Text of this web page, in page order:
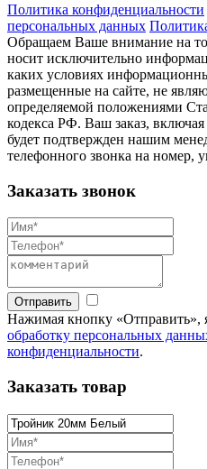
Политика конфиденциальности
персональных данных
Обращаем Ваше внимание на
носит исключительно
каких условиях
размещенные на сайте, не
определяемой положениями
кодекса РФ. Ваш заказ,
будет подтвержден нашим
телефонного звонка на номер,
Заказать звонок
Отправить
Нажимая кнопку «Отправить»,
обработку персональных
конфиденциальности.
Заказать товар